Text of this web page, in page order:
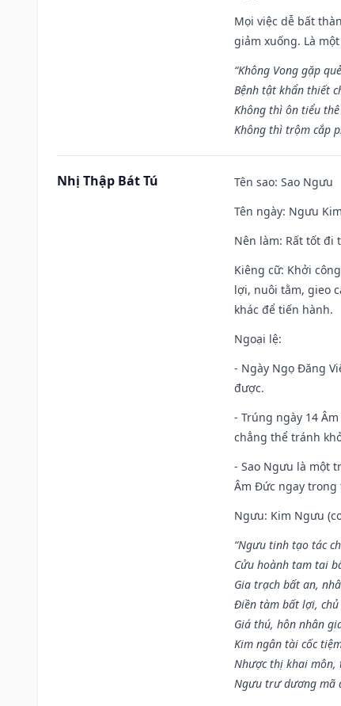
Mọi việc dễ bất
giảm xuống. Là
“Không Vong gặp
Bệnh tật khẩn thiết
Không thì ôn tiểu
Không thì trộm cắp
Nhị Thập Bát Tú Tên sao: Sao Ngưu
Tên ngày: Ngưu
Nên làm: Rất tốt đi
Kiêng cữ: Khởi
lợi, nuôi tằm, gieo
khác để tiến hành.
Ngoại lệ:
- Ngày Ngọ Đăng
được.
- Trúng ngày 14
chẳng thể tránh
- Sao Ngưu là một
Âm Đức ngay
Ngưu: Kim Ngưu
“Ngưu tinh tạo tác
Cửu hoành tam tai
Gia trạch bất an,
Điền tàm bất lợi, chủ
Giá thú, hôn nhân
Kim ngân tài cốc
Nhược thị khai môn,
Ngưu trư dương mã